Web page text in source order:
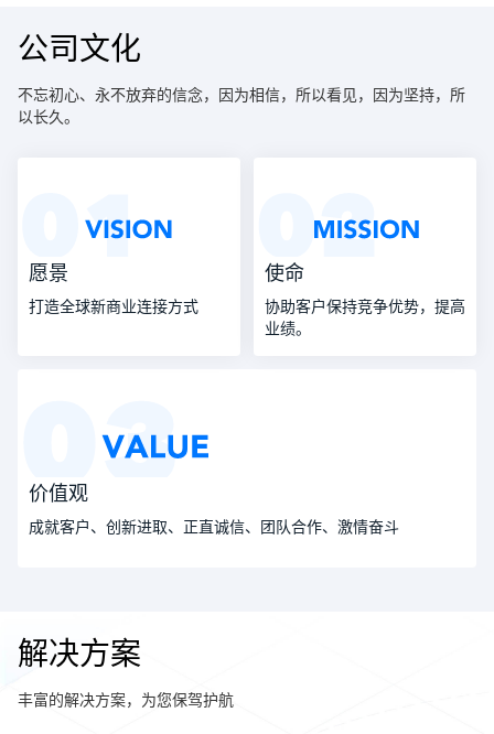
公司文化
不忘初心、永不放弃的信念，因为相信，所以看见，因为坚持，所
以长久。
愿景
打造全球新商业连接方式
使命
协助客户保持竞争优势，提高
业绩。
价值观
成就客户、创新进取、正直诚信、团队合作、激情奋斗
解决方案
丰富的解决方案，为您保驾护航